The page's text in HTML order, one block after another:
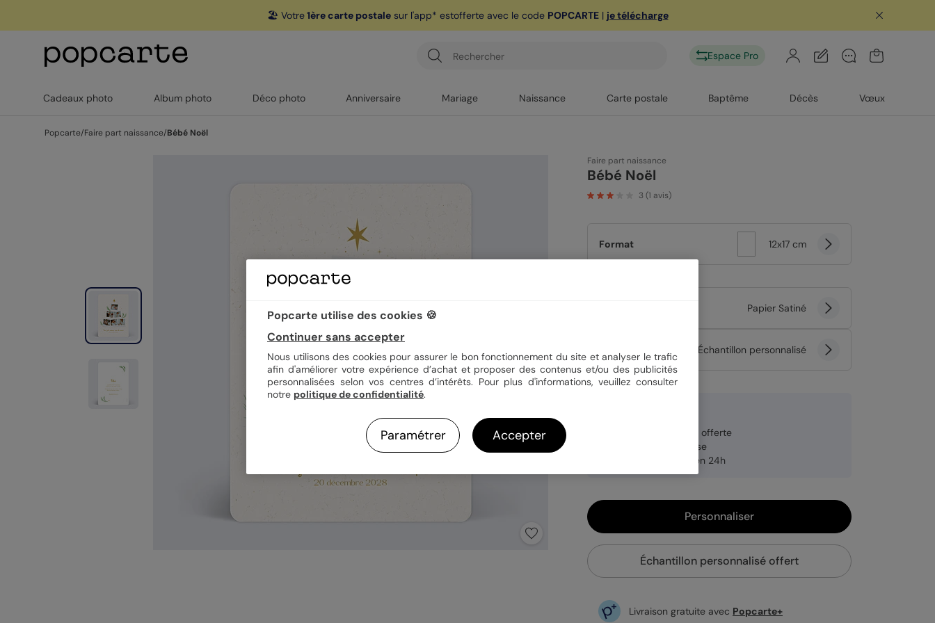
🏖️ Votre1ère carte postalesur l'app* estofferte avec le code POPCARTE| je télécharge
Espace Pro
Cadeaux photo Album photo Déco photo Anniversaire Mariage Naissance Carte postale Baptême Décès Vœux
Popcarte/Faire part naissance/Bébé Noël
Faire part naissance
Bébé Noël
3 (1 avis)
Format 12x17 cm
Papier Satiné
Échantillon personnalisé
Enveloppe blanche offerte
Fabrication française
Expédition rapide en 24h
Personnaliser
Échantillon personnalisé offert
Livraison gratuite avec Popcarte+
Popcarte utilise des cookies 🍪
Continuer sans accepter
Nous utilisons des cookies pour assurer le bon fonctionnement du site et analyser le trafic
afin d'améliorer votre expérience d’achat et proposer des contenus et/ou des publicités
personnalisées selon vos centres d’intérêts. Pour plus d'informations, veuillez consulter
notre politique de confidentialité.
Paramétrer Accepter